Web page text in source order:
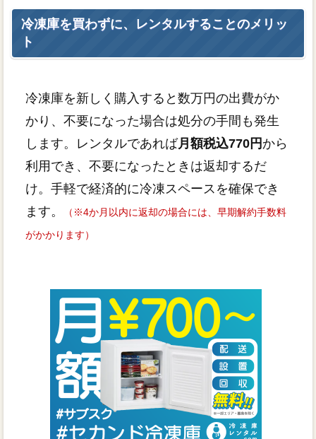
冷凍庫を買わずに、レンタルすることのメリッ
ト
冷凍庫を新しく購入すると数万円の出費がか
かり、不要になった場合は処分の手間も発生
します。レンタルであれば月額税込770円から
利用でき、不要になったときは返却するだ
け。手軽で経済的に冷凍スペースを確保でき
ます。
（※4か月以内に返却の場合には、早期解約手数料
がかかります）